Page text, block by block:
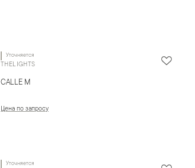
Уточняется
THELIGHTS
CALLE M
Цена по запросу
Уточняется